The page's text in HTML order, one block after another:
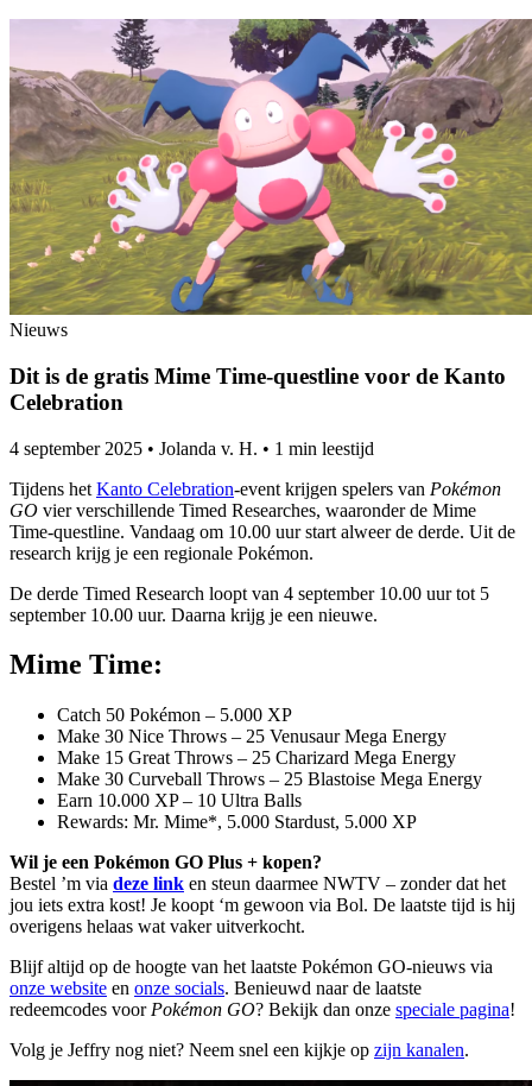
Nieuws
Dit is de gratis Mime Time-questline voor de Kanto
Celebration
4 september 2025 • Jolanda v. H. • 1 min leestijd
Tijdens het Kanto Celebration-event krijgen spelers van Pokémon
GO vier verschillende Timed Researches, waaronder de Mime
Time-questline. Vandaag om 10.00 uur start alweer de derde. Uit de
research krijg je een regionale Pokémon.
De derde Timed Research loopt van 4 september 10.00 uur tot 5
september 10.00 uur. Daarna krijg je een nieuwe.
Mime Time:
Catch 50 Pokémon – 5.000 XP
Make 30 Nice Throws – 25 Venusaur Mega Energy
Make 15 Great Throws – 25 Charizard Mega Energy
Make 30 Curveball Throws – 25 Blastoise Mega Energy
Earn 10.000 XP – 10 Ultra Balls
Rewards: Mr. Mime*, 5.000 Stardust, 5.000 XP
Wil je een Pokémon GO Plus + kopen?
Bestel ’m via deze link en steun daarmee NWTV – zonder dat het
jou iets extra kost! Je koopt ‘m gewoon via Bol. De laatste tijd is hij
overigens helaas wat vaker uitverkocht.
Blijf altijd op de hoogte van het laatste Pokémon GO-nieuws via
onze website en onze socials. Benieuwd naar de laatste
redeemcodes voor Pokémon GO? Bekijk dan onze speciale pagina!
Volg je Jeffry nog niet? Neem snel een kijkje op zijn kanalen.